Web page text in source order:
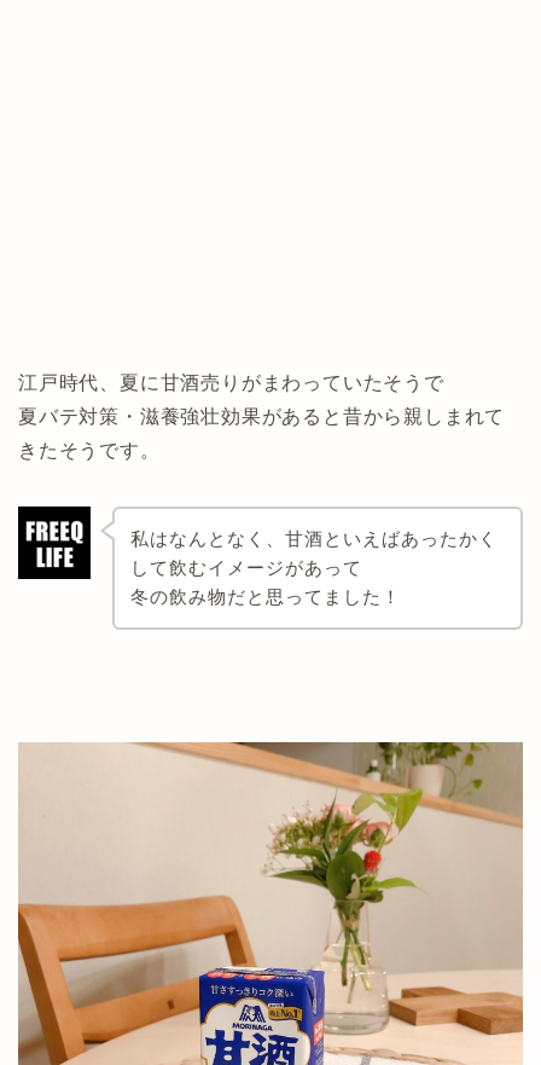
江戸時代、夏に甘酒売りがまわっていたそうで
夏バテ対策・滋養強壮効果があると昔から親しまれて
きたそうです。
私はなんとなく、甘酒といえばあったかく
して飲むイメージがあって
冬の飲み物だと思ってました！